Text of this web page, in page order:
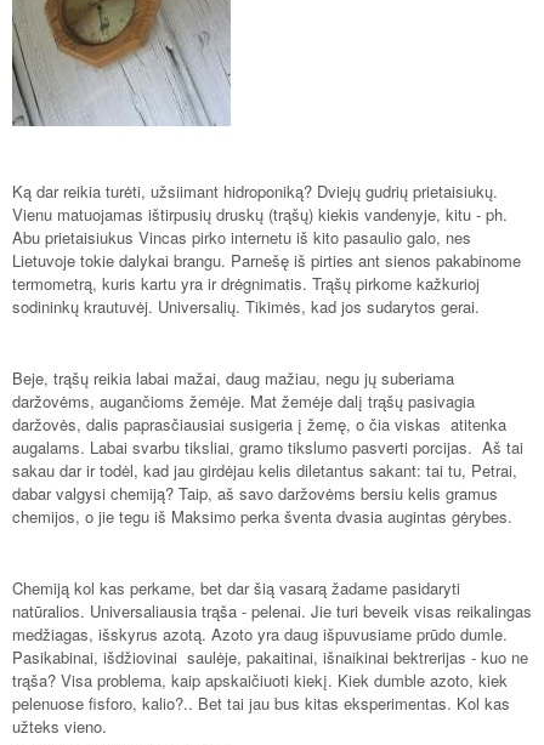
Ką dar reikia turėti, užsiimant hidroponiką? Dviejų gudrių prietaisiukų.
Vienu matuojamas ištirpusių druskų (trąšų) kiekis vandenyje, kitu - ph.
Abu prietaisiukus Vincas pirko internetu iš kito pasaulio galo, nes
Lietuvoje tokie dalykai brangu. Parnešę iš pirties ant sienos pakabinome
termometrą, kuris kartu yra ir drėgnimatis. Trąšų pirkome kažkurioj
sodininkų krautuvėj. Universalių. Tikimės, kad jos sudarytos gerai.
Beje, trąšų reikia labai mažai, daug mažiau, negu jų suberiama
daržovėms, augančioms žemėje. Mat žemėje dalį trąšų pasivagia
daržovės, dalis paprasčiausiai susigeria į žemę, o čia viskas atitenka
augalams. Labai svarbu tiksliai, gramo tikslumo pasverti porcijas. Aš tai
sakau dar ir todėl, kad jau girdėjau kelis diletantus sakant: tai tu, Petrai,
dabar valgysi chemiją? Taip, aš savo daržovėms bersiu kelis gramus
chemijos, o jie tegu iš Maksimo perka šventa dvasia augintas gėrybes.
Chemiją kol kas perkame, bet dar šią vasarą žadame pasidaryti
natūralios. Universaliausia trąša - pelenai. Jie turi beveik visas reikalingas
medžiagas, išskyrus azotą. Azoto yra daug išpuvusiame prūdo dumle.
Pasikabinai, išdžiovinai saulėje, pakaitinai, išnaikinai bektrerijas - kuo ne
trąša? Visa problema, kaip apskaičiuoti kiekį. Kiek dumble azoto, kiek
pelenuose fisforo, kalio?.. Bet tai jau bus kitas eksperimentas. Kol kas
užteks vieno.